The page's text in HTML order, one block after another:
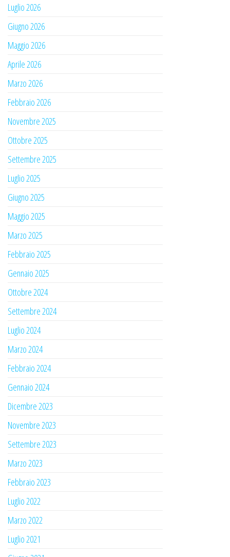
Luglio 2026
Giugno 2026
Maggio 2026
Aprile 2026
Marzo 2026
Febbraio 2026
Novembre 2025
Ottobre 2025
Settembre 2025
Luglio 2025
Giugno 2025
Maggio 2025
Marzo 2025
Febbraio 2025
Gennaio 2025
Ottobre 2024
Settembre 2024
Luglio 2024
Marzo 2024
Febbraio 2024
Gennaio 2024
Dicembre 2023
Novembre 2023
Settembre 2023
Marzo 2023
Febbraio 2023
Luglio 2022
Marzo 2022
Luglio 2021